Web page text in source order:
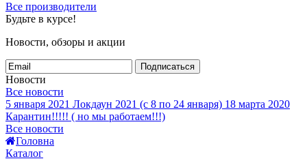
Все производители
Будьте в курсе!
Новости, обзоры и акции
Подписаться
Новости
Все новости
5 января 2021 Локдаун 2021 (с 8 по 24 января) 18 марта 2020
Карантин!!!!! ( но мы работаем!!!)
Все новости
Головна
Каталог